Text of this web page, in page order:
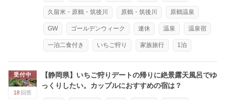
久留米・原鶴・筑後川 原鶴・筑後川 原鶴温泉
GW ゴールデンウィーク 連休 温泉 温泉宿
一泊二食付き いちご狩り 家族旅行 1泊
受付中
18 回答
【静岡県】いちご狩りデートの帰りに絶景露天風呂でゆ
っくりしたい。カップルにおすすめの宿は？